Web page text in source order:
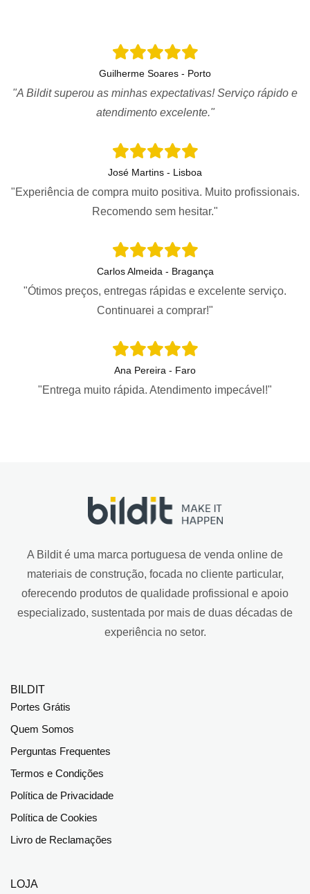
Guilherme Soares - Porto
"A Bildit superou as minhas expectativas! Serviço rápido e
atendimento excelente."
José Martins - Lisboa
"Experiência de compra muito positiva. Muito profissionais.
Recomendo sem hesitar."
Carlos Almeida - Bragança
"Ótimos preços, entregas rápidas e excelente serviço.
Continuarei a comprar!"
Ana Pereira - Faro
"Entrega muito rápida. Atendimento impecável!"
A Bildit é uma marca portuguesa de venda online de
materiais de construção, focada no cliente particular,
oferecendo produtos de qualidade profissional e apoio
especializado, sustentada por mais de duas décadas de
experiência no setor.
BILDIT
Portes Grátis
Quem Somos
Perguntas Frequentes
Termos e Condições
Política de Privacidade
Política de Cookies
Livro de Reclamações
LOJA